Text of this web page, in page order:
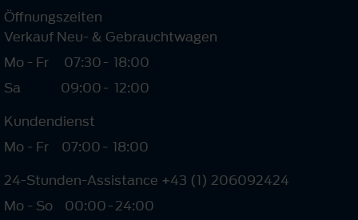
Öffnungszeiten
Verkauf Neu- & Gebrauchtwagen
Mo - Fr
07:30- 18:00
Sa
09:00- 12:00
Kundendienst
Mo - Fr
07:00- 18:00
24-Stunden-Assistance +43 (1) 206092424
Mo - So
00:00-24:00